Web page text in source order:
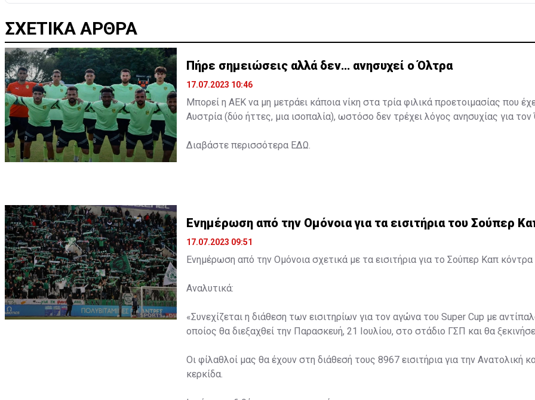
ΣΧΕΤΙΚΑ ΑΡΘΡΑ
Πήρε σημειώσεις αλλά δεν… ανησυχεί ο Όλτρα
17.07.2023 10:46
Μπορεί η ΑΕΚ να μη μετράει κάποια νίκη στα τρία φιλικά προετοιμασίας που
Αυστρία (δύο ήττες, μια ισοπαλία), ωστόσο δεν τρέχει λόγος ανησυχίας για τον
Διαβάστε περισσότερα ΕΔΩ
Ενημέρωση από την Ομόνοια για τα εισιτήρια του Σούπερ
17.07.2023 09:51
Ενημέρωση από την Ομόνοια σχετικά με τα εισιτήρια για το Σούπερ Καπ κόντρα
Αναλυτικά:
«Συνεχίζεται η διάθεση των εισιτηρίων για τον αγώνα του Super Cup με
οποίος θα διεξαχθεί την Παρασκευή, 21 Ιουλίου, στο στάδιο ΓΣΠ και θα
Οι φίλαθλοί μας θα έχουν στη διάθεσή τους 8967 εισιτήρια για την Ανατολική
κερκίδα.